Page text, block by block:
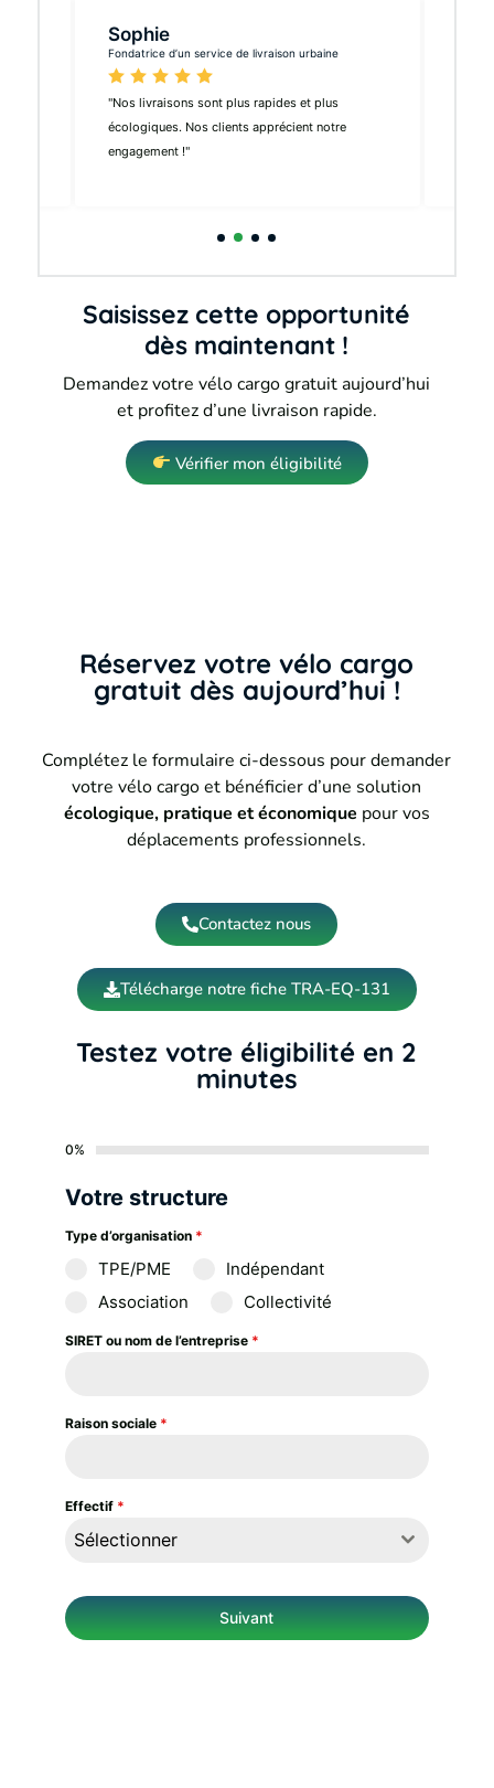
Saisissez cette opportunité
dès maintenant !
Demandez votre vélo cargo gratuit aujourd’hui
et profitez d’une livraison rapide.
Vérifier mon éligibilité
Sophie
Fondatrice d’un service de livraison urbaine
"Nos livraisons sont plus rapides et plus
écologiques. Nos clients apprécient notre
engagement !"
Réservez votre vélo cargo
gratuit dès aujourd’hui !
Complétez le formulaire ci-dessous pour demander
votre vélo cargo et bénéficier d’une solution
écologique, pratique et économique pour vos
déplacements professionnels.
Contactez nous
Télécharge notre fiche TRA-EQ-131
Testez votre éligibilité en 2
minutes
0%
Votre structure
Type d’organisation *
TPE/PME
Indépendant
Association
Collectivité
SIRET ou nom de l’entreprise *
Raison sociale *
Effectif *
Sélectionner
Suivant